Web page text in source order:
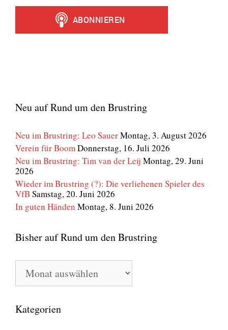
Neu auf Rund um den Brustring
Neu im Brustring: Leo SauerMontag, 3. August 2026
Verein für Boom Donnerstag, 16. Juli 2026
Neu im Brustring: Tim van der Leij Montag, 29. Juni
2026
Wieder im Brustring (?): Die verliehenen Spieler des
VfB Samstag, 20. Juni 2026
In guten Händen Montag, 8. Juni 2026
Bisher auf Rund um den Brustring
Bisher
auf
Rund
den
Brustring
Kategorien